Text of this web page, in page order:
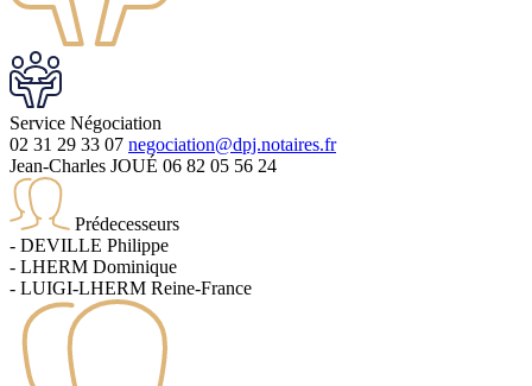
Service Négociation
02 31 29 33 07 negociation@dpj.notaires.fr
Jean-Charles JOUÉ 06 82 05 56 24
Prédecesseurs
- DEVILLE Philippe
- LHERM Dominique
- LUIGI-LHERM Reine-France